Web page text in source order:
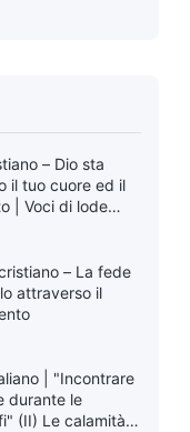
– Dio sta
il tuo cuore ed il
| Voci di lode
– La fede
attraverso il
| "Incontrare
durante le
(II) Le calamità